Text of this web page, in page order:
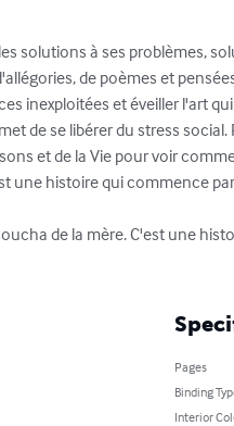
solutions à ses problèmes,
de poèmes et
inexploitées et éveiller l'art
de se libérer du stress
et de la Vie pour voir
une histoire qui commence
de la mère. C'est une
Pages
Binding
Interior